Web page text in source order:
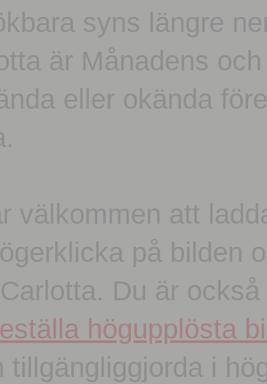
syns längre
är Månadens
eller okända
välkommen att
på bilden
Du är
högupplösta
tillgängliggjorda i